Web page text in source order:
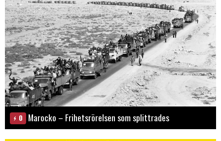
0 Marocko – Frihetsrörelsen som splittrades